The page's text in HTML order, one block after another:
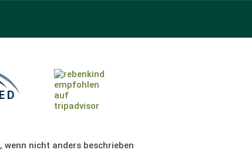
, wenn nicht anders beschrieben